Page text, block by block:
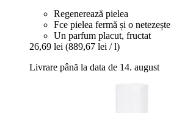
Regenerează pielea
Fce pielea fermă și o netezește
Un parfum placut, fructat
26,69 lei (889,67 lei / l)
Livrare până la data de 14. august